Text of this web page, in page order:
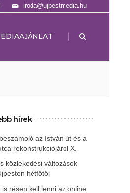
iroda@ujpestmedia.hu
|
hírek
az István út és a
rekonstrukciójáról X.
közlekedési változások
hétfőtől
is résen kell lenni az online